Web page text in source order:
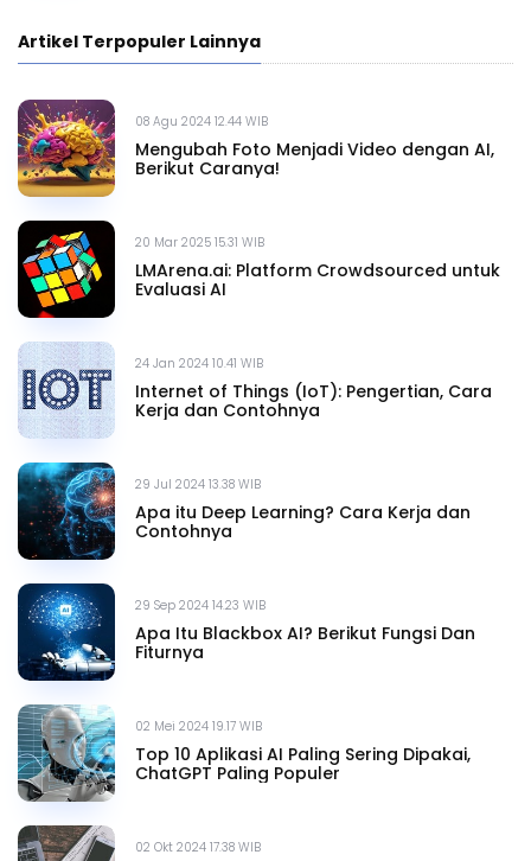
Artikel Terpopuler Lainnya
08 Agu 2024 12.44 WIB
Mengubah Foto Menjadi Video dengan AI,
Berikut Caranya!
20 Mar 2025 15.31 WIB
LMArena.ai: Platform Crowdsourced untuk
Evaluasi AI
24 Jan 2024 10.41 WIB
Internet of Things (IoT): Pengertian, Cara
Kerja dan Contohnya
29 Jul 2024 13.38 WIB
Apa itu Deep Learning? Cara Kerja dan
Contohnya
29 Sep 2024 14.23 WIB
Apa Itu Blackbox AI? Berikut Fungsi Dan
Fiturnya
02 Mei 2024 19.17 WIB
Top 10 Aplikasi AI Paling Sering Dipakai,
ChatGPT Paling Populer
02 Okt 2024 17.38 WIB